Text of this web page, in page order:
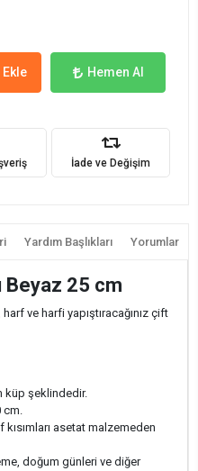
Ekle Hemen Al
İade ve Değişim
Yardım Başlıkları Yorumlar
25 cm
ve harfi yapıştıracağınız çift
küp şeklindedir.
cm.
kısımları asetat malzemeden
doğum günleri ve diğer